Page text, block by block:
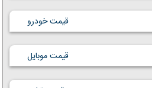
قیمت خودرو
قیمت موبایل